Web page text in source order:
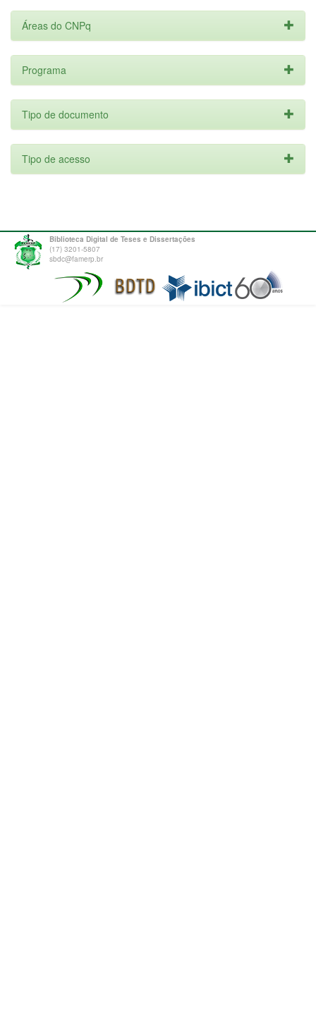
Áreas do CNPq
Programa
Tipo de documento
Tipo de acesso
Biblioteca Digital de Teses e Dissertações
(17) 3201-5807
sbdc@famerp.br